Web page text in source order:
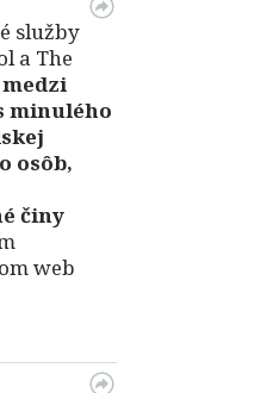
služby
a The
minulého
osôb,
činy
web